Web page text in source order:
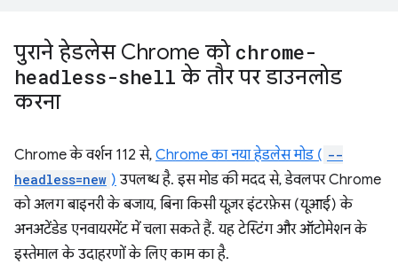
पुराने हेडलेस Chrome को chrome-
headless-shell के तौर पर डाउनलोड
करना
Chrome के वर्शन 112 से, Chrome का नया हेडलेस मोड ( --
headless=new ) उपलब्ध है. इस मोड की मदद से, डेवलपर Chrome
को अलग बाइनरी के बजाय, बिना किसी यूज़र इंटरफ़ेस (यूआई) के
अनअटेंडेड एनवायरमेंट में चला सकते हैं. यह टेस्टिंग और ऑटोमेशन के
इस्तेमाल के उदाहरणों के लिए काम का है.